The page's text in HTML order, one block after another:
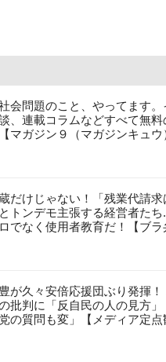
会問題のこと、やってます。
、連載コラムなどすべて無料
マガジン９（マガジンキュウ
だけじゃない！「残業代請
トンデモ主張する経営者たち
でなく使用者教育だ！【ブラ
が久々安倍応援団ぶり発揮！
批判に「反自民の人の見方」
の質問も変」【メディア定点